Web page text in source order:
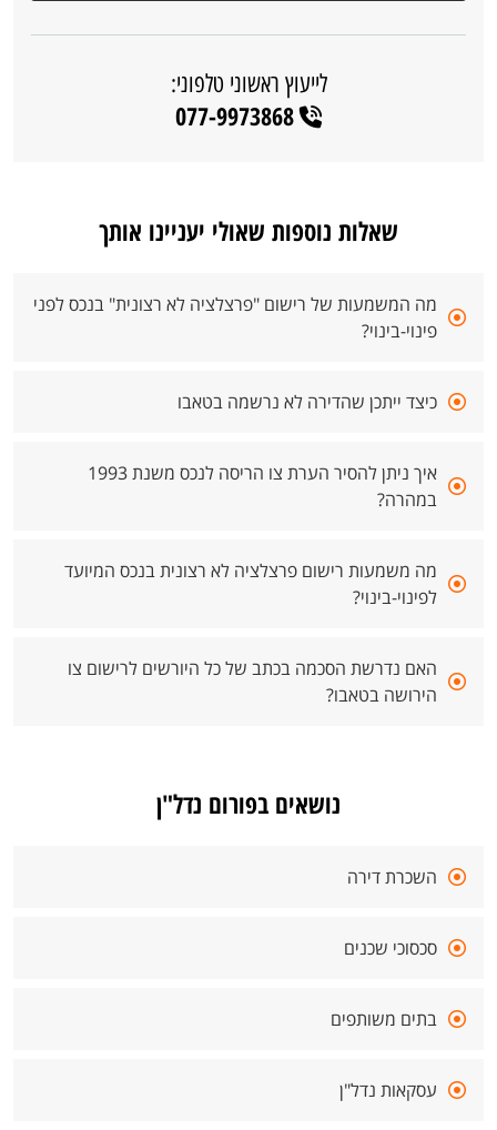
לייעוץ ראשוני טלפוני:
077-9973868
שאלות נוספות שאולי יעניינו אותך
מה המשמעות של רישום "פרצלציה לא רצונית" בנכס לפני
פינוי-בינוי?
כיצד ייתכן שהדירה לא נרשמה בטאבו
איך ניתן להסיר הערת צו הריסה לנכס משנת 1993
במהרה?
מה משמעות רישום פרצלציה לא רצונית בנכס המיועד
לפינוי-בינוי?
האם נדרשת הסכמה בכתב של כל היורשים לרישום צו
הירושה בטאבו?
נושאים בפורום נדל"ן
השכרת דירה
סכסוכי שכנים
בתים משותפים
עסקאות נדל"ן